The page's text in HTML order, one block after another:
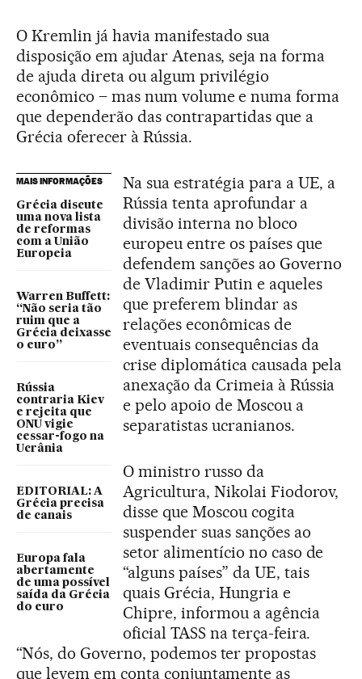
O Kremlin já havia manifestado sua
disposição em ajudar Atenas, seja na forma
de ajuda direta ou algum privilégio
econômico – mas num volume e numa forma
que dependerão das contrapartidas que a
Grécia oferecer à Rússia.
MAIS INFORMAÇÕES
Grécia discute
uma nova lista
de reformas
com a União
Europeia
Warren Buffett:
“Não seria tão
ruim que a
Grécia deixasse
o euro”
Rússia
contraria Kiev
e rejeita que
ONU vigie
cessar-fogo na
Ucrânia
EDITORIAL: A
Grécia precisa
de canais
Europa fala
abertamente
de uma possível
saída da Grécia
do euro
Na sua estratégia para a UE, a
Rússia tenta aprofundar a
divisão interna no bloco
europeu entre os países que
defendem sanções ao Governo
de Vladimir Putin e aqueles
que preferem blindar as
relações econômicas de
eventuais consequências da
crise diplomática causada pela
anexação da Crimeia à Rússia
e pelo apoio de Moscou a
separatistas ucranianos.
O ministro russo da
Agricultura, Nikolai Fiodorov,
disse que Moscou cogita
suspender suas sanções ao
setor alimentício no caso de
“alguns países” da UE, tais
quais Grécia, Hungria e
Chipre, informou a agência
oficial TASS na terça-feira.
“Nós, do Governo, podemos ter propostas
que levem em conta conjuntamente as